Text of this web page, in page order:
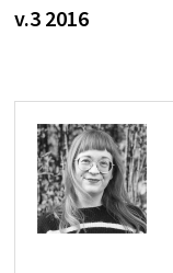
v.3 2016